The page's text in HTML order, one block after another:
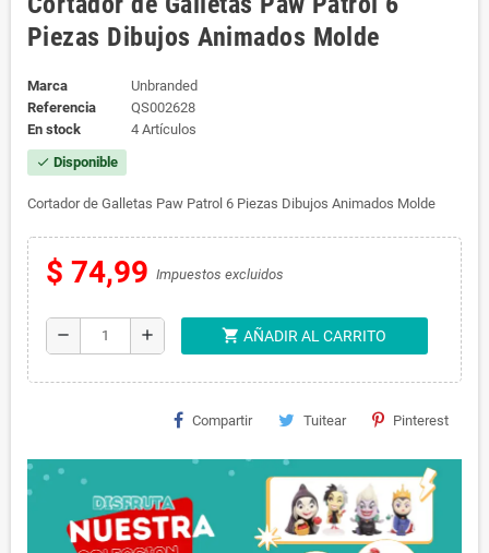
Piezas Dibujos Animados Molde
Marca
Unbranded
Referencia
QS002628
En stock
4 Artículos
check Disponible
Cortador de Galletas Paw Patrol 6 Piezas Dibujos Animados Molde
$ 74,99 Impuestos excluidos
remove add shopping_cart AÑADIR AL CARRITO
Compartir Tuitear Pinterest